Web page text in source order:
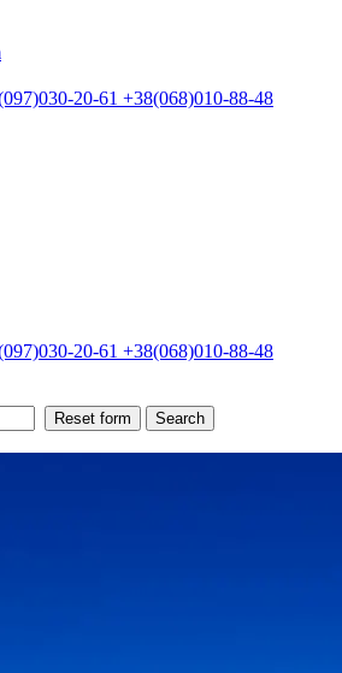
20-61 +38(068)010-88-48
20-61 +38(068)010-88-48
Reset form Search